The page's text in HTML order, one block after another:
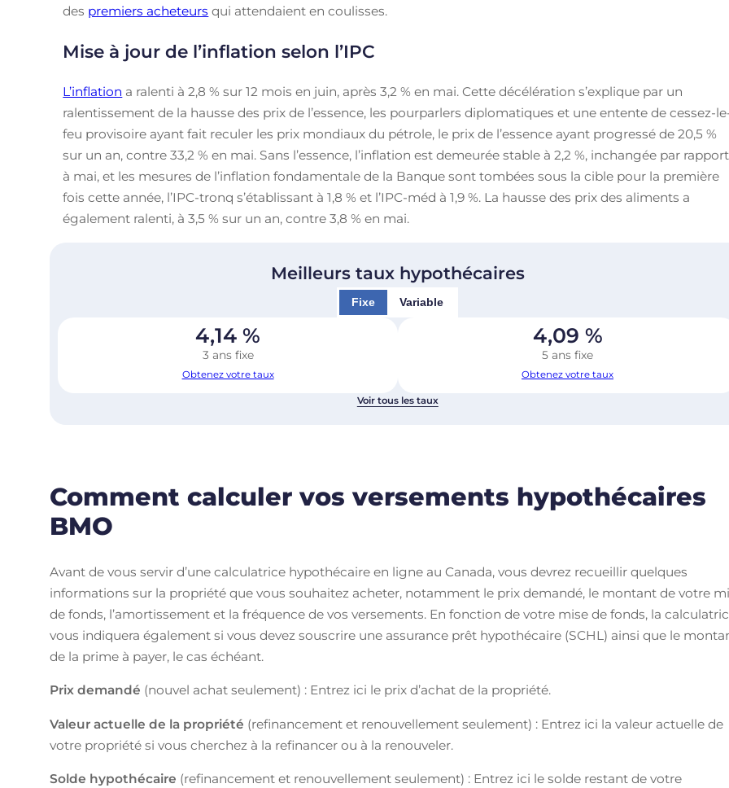
des premiers acheteurs qui attendaient en coulisses.
Mise à jour de l’inflation selon l’IPC
L’inflation a ralenti à 2,8 % sur 12 mois en juin, après 3,2 % en mai. Cette décélération s’explique par un
ralentissement de la hausse des prix de l’essence, les pourparlers diplomatiques et une entente de cessez-
feu provisoire ayant fait reculer les prix mondiaux du pétrole, le prix de l’essence ayant progressé de 20,5 %
sur un an, contre 33,2 % en mai. Sans l’essence, l’inflation est demeurée stable à 2,2 %, inchangée par rapport
à mai, et les mesures de l’inflation fondamentale de la Banque sont tombées sous la cible pour la première
fois cette année, l’IPC-tronq s’établissant à 1,8 % et l’IPC-méd à 1,9 %. La hausse des prix des aliments a
également ralenti, à 3,5 % sur un an, contre 3,8 % en mai.
Meilleurs taux hypothécaires
Fixe Variable
4,14 %
3 ans fixe
Obtenez votre taux
4,09 %
5 ans fixe
Obtenez votre taux
Voir tous les taux
Comment calculer vos versements hypothécaires
BMO
Avant de vous servir d’une calculatrice hypothécaire en ligne au Canada, vous devrez recueillir quelques
informations sur la propriété que vous souhaitez acheter, notamment le prix demandé, le montant de votre
de fonds, l’amortissement et la fréquence de vos versements. En fonction de votre mise de fonds, la
vous indiquera également si vous devez souscrire une assurance prêt hypothécaire (SCHL) ainsi que le
de la prime à payer, le cas échéant.
Prix demandé (nouvel achat seulement) : Entrez ici le prix d’achat de la propriété.
Valeur actuelle de la propriété (refinancement et renouvellement seulement) : Entrez ici la valeur actuelle de
votre propriété si vous cherchez à la refinancer ou à la renouveler.
Solde hypothécaire (refinancement et renouvellement seulement) : Entrez ici le solde restant de votre